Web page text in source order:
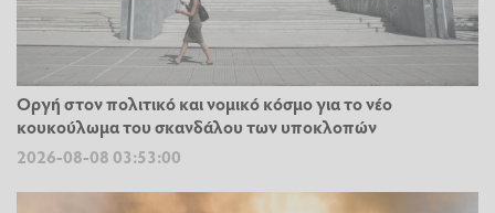
Οργή στον πολιτικό και νομικό κόσμο για το νέο
κουκούλωμα του σκανδάλου των υποκλοπών
2026-08-08 03:53:00